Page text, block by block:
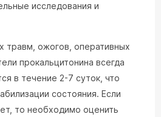
исследования и
травм, ожогов, оперативных
прокальцитонина всегда
в течение 2-7 суток, что
состояния. Если
то необходимо оценить